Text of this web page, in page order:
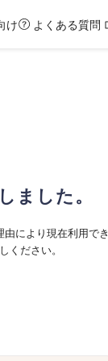
け よくある質問
ました。
により現在利用でき
ください。